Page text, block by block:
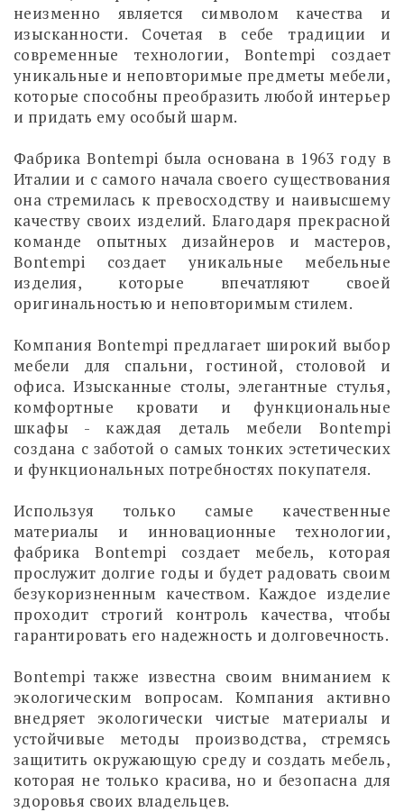
неизменно является символом качества и
изысканности. Сочетая в себе традиции и
современные технологии, Bontempi создает
уникальные и неповторимые предметы мебели,
которые способны преобразить любой интерьер
и придать ему особый шарм.
Фабрика Bontempi была основана в 1963 году в
Италии и с самого начала своего существования
она стремилась к превосходству и наивысшему
качеству своих изделий. Благодаря прекрасной
команде опытных дизайнеров и мастеров,
Bontempi создает уникальные мебельные
изделия, которые впечатляют своей
оригинальностью и неповторимым стилем.
Компания Bontempi предлагает широкий выбор
мебели для спальни, гостиной, столовой и
офиса. Изысканные столы, элегантные стулья,
комфортные кровати и функциональные
шкафы - каждая деталь мебели Bontempi
создана с заботой о самых тонких эстетических
и функциональных потребностях покупателя.
Используя только самые качественные
материалы и инновационные технологии,
фабрика Bontempi создает мебель, которая
прослужит долгие годы и будет радовать своим
безукоризненным качеством. Каждое изделие
проходит строгий контроль качества, чтобы
гарантировать его надежность и долговечность.
Bontempi также известна своим вниманием к
экологическим вопросам. Компания активно
внедряет экологически чистые материалы и
устойчивые методы производства, стремясь
защитить окружающую среду и создать мебель,
которая не только красива, но и безопасна для
здоровья своих владельцев.